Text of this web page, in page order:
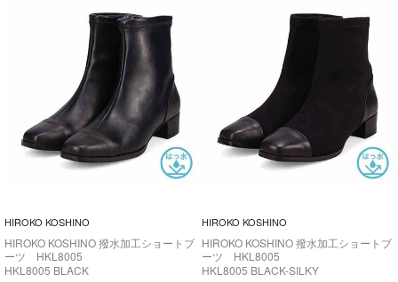
HIROKO KOSHINO
HIROKO KOSHINO 撥水加工ショートブ
ーツ HKL8005
HKL8005 BLACK
HIROKO KOSHINO
HIROKO KOSHINO 撥水加工ショートブ
ーツ HKL8005
HKL8005 BLACK-SILKY